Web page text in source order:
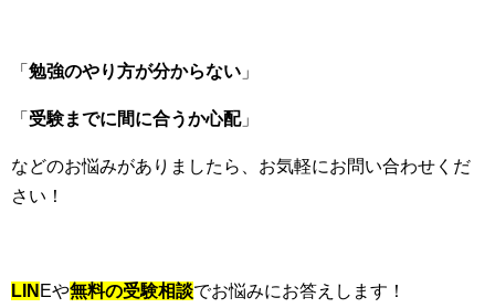
「 勉強のやり方が分からない 」
「 受験までに間に合うか心配」
などのお悩みがありましたら、お気軽にお問い合わせくだ
さい！
LIN Eや無料の受験相談でお悩みにお答えします！